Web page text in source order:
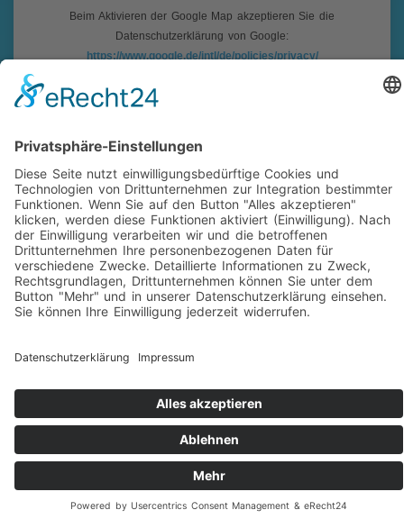
Beim Aktivieren der Google Map akzeptieren Sie die
Datenschutzerklärung von Google:
https://www.google.de/intl/de/policies/privacy/
Impressum|Datenschutz|Folgen Sie uns auf Facebook!|
Social-Media Datenschutz
reikotec. Computer & Service ist ihr Fachmann für
Computer und Notebook Reparatur mit Vor-Ort-Service und
Firmenbetreuung in Siegen-Eiserfeld und Umgebung.